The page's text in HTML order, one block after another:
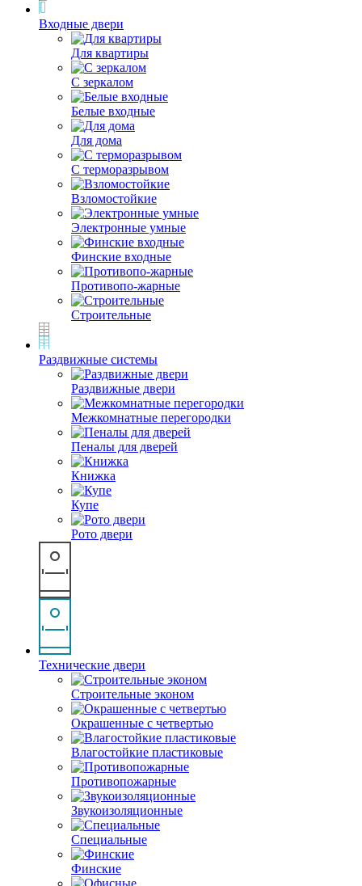
Входные двери
Для квартиры
С зеркалом
Белые входные
Для дома
С терморазрывом
Взломостойкие
Электронные умные
Финские входные
Противопо-жарные
Строительные
Раздвижные системы
Раздвижные двери
Межкомнатные перегородки
Пеналы для дверей
Книжка
Купе
Рото двери
Технические двери
Строительные эконом
Окрашенные с четвертью
Влагостойкие пластиковые
Противопожарные
Звукоизоляционные
Специальные
Финские